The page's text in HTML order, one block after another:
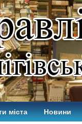
міста Новини